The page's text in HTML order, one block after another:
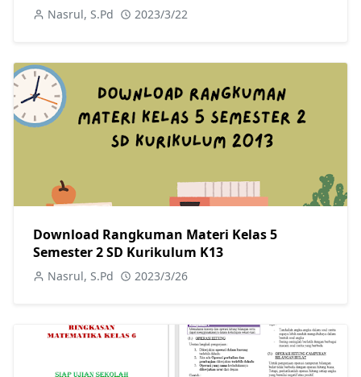
Nasrul, S.Pd 2023/3/22
Download Rangkuman Materi Kelas 5
Semester 2 SD Kurikulum K13
Nasrul, S.Pd 2023/3/26